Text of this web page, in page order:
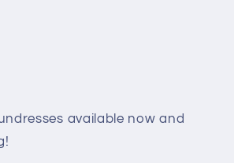
available now and